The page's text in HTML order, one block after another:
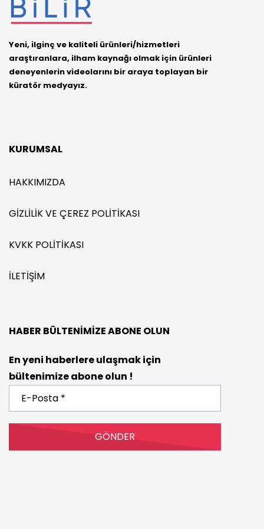
Yeni, ilginç ve kaliteli ürünleri/hizmetleri
araştıranlara, ilham kaynağı olmak için ürünleri
deneyenlerin videolarını bir araya toplayan bir
küratör medyayız.
KURUMSAL
HAKKIMIZDA
GIZLILIK VE ÇEREZ POLITIKASI
KVKK POLITIKASI
İLETIŞIM
HABER BÜLTENIMIZE ABONE OLUN
En yeni haberlere ulaşmak için
bültenimize abone olun !
Posta
*